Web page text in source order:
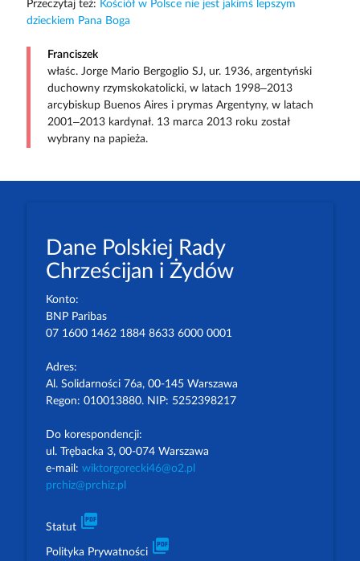
Przeczytaj też: Kościół w Polsce nie jest jakimś lepszym
dzieckiem Pana Boga
Franciszek
właśc. Jorge Mario Bergoglio SJ, ur. 1936, argentyński
duchowny rzymskokatolicki, w latach 1998–2013
arcybiskup Buenos Aires i prymas Argentyny, w latach
2001–2013 kardynał. 13 marca 2013 roku został
wybrany na papieża.
Dane Polskiej Rady
Chrześcijan i Żydów
Konto:
BNP Paribas
07 1600 1462 1884 8633 6000 0001
Adres:
Al. Solidarności 76a, 00-145 Warszawa
Regon: 010013880. NIP: 5252398217
Do korespondencji:
ul. Trębacka 3, 00-074 Warszawa
e-mail: wiktorgorecki46@o2.pl
prchiz@prchiz.pl
Statut picture_as_pdf
Polityka Prywatności picture_as_pdf